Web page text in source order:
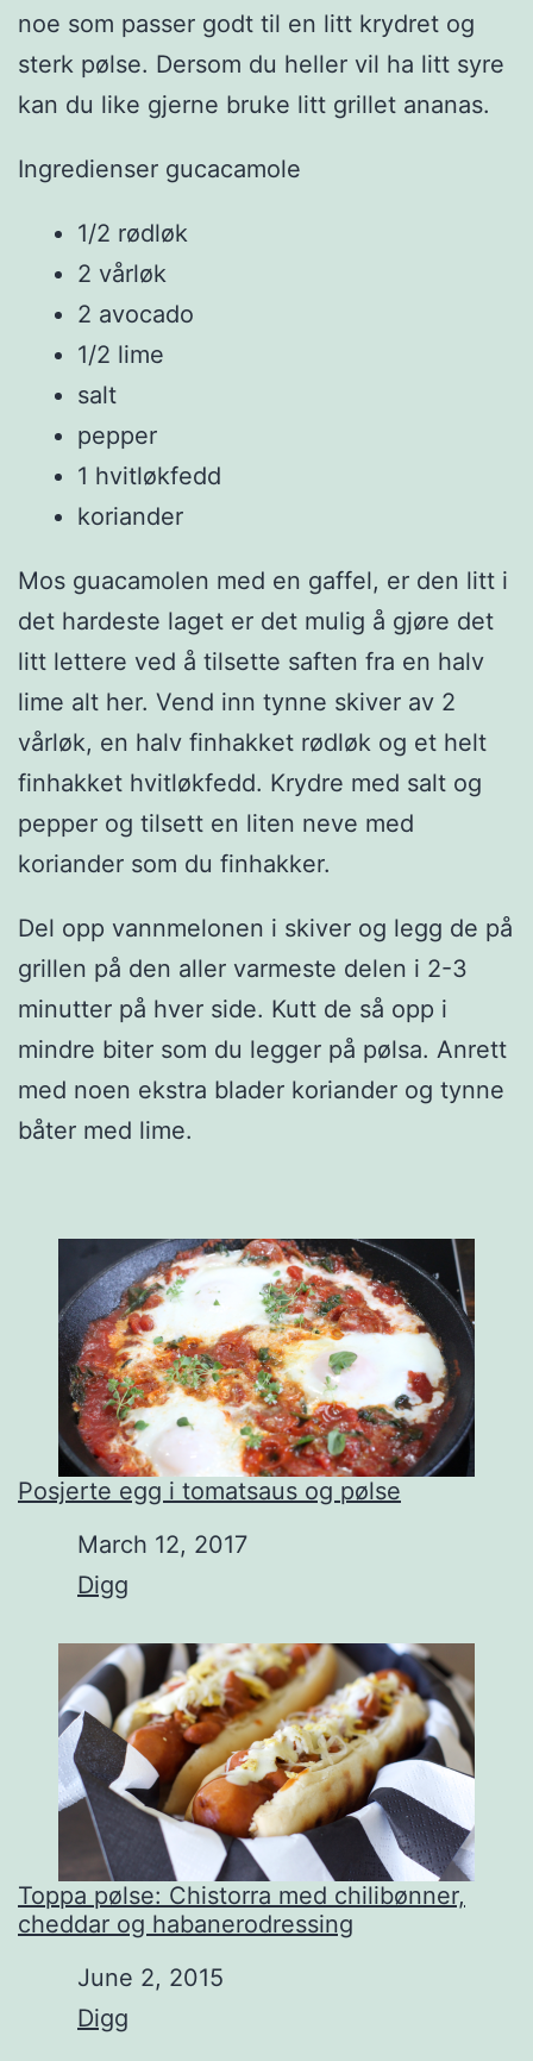
noe som passer godt til en litt krydret og
sterk pølse. Dersom du heller vil ha litt syre
kan du like gjerne bruke litt grillet ananas.
Ingredienser gucacamole
1/2 rødløk
2 vårløk
2 avocado
1/2 lime
salt
pepper
1 hvitløkfedd
koriander
Mos guacamolen med en gaffel, er den litt i
det hardeste laget er det mulig å gjøre det
litt lettere ved å tilsette saften fra en halv
lime alt her. Vend inn tynne skiver av 2
vårløk, en halv finhakket rødløk og et helt
finhakket hvitløkfedd. Krydre med salt og
pepper og tilsett en liten neve med
koriander som du finhakker.
Del opp vannmelonen i skiver og legg de på
grillen på den aller varmeste delen i 2-3
minutter på hver side. Kutt de så opp i
mindre biter som du legger på pølsa. Anrett
med noen ekstra blader koriander og tynne
båter med lime.
Posjerte egg i tomatsaus og pølse
March 12, 2017
In relation to
Digg
Toppa pølse: Chistorra med chilibønner,
cheddar og habanerodressing
June 2, 2015
In relation to
Digg